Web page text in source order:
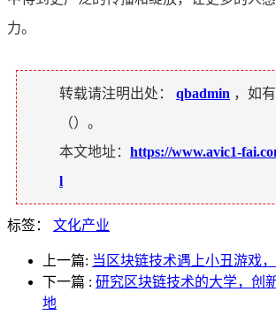
力。
转载请注明出处： qbadmin ，如
（）。
本文地址： https://www.avic1-
l
标签： 文化产业
上一篇: 当区块链技术遇上小丑游戏
下一篇 : 研究区块链技术的大学，创
地